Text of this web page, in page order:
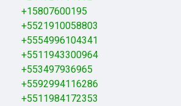
+15807600195
+5521910058803
+5554996104341
+5511943300964
+553497936965
+5592994116286
+5511984172353